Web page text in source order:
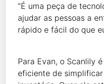
“É uma peça de
ajudar as pessoas a
rápido e fácil do que
Para Evan, o Scanlily
eficiente de